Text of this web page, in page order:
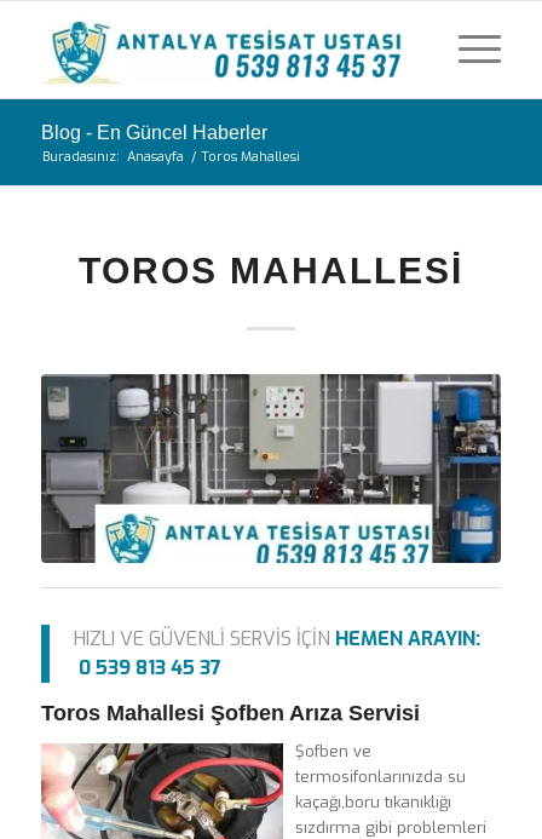
Blog - En Güncel Haberler
Buradasınız: Anasayfa / Toros Mahallesi
TOROS MAHALLESI
HIZLI VE GÜVENLİ SERVİS İÇİN HEMEN ARAYIN:
0 539 813 45 37
Toros Mahallesi Şofben Arıza Servisi
Şofben ve
termosifonlarınızda su
kaçağı,boru tıkanıklığı
sızdırma gibi problemleri